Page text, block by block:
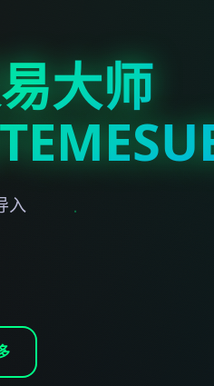
大师
入